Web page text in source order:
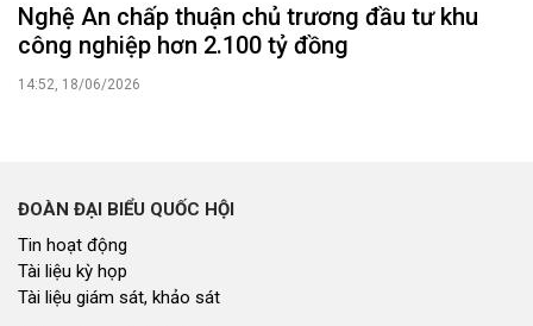
Nghệ An chấp thuận chủ trương đầu tư khu
công nghiệp hơn 2.100 tỷ đồng
14:52, 18/06/2026
ĐOÀN ĐẠI BIỂU QUỐC HỘI
Tin hoạt động
Tài liệu kỳ họp
Tài liệu giám sát, khảo sát